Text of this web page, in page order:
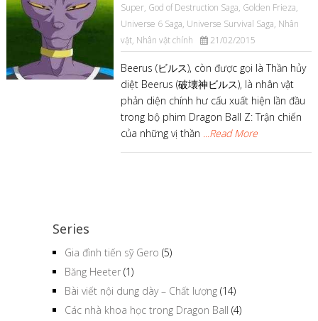
Super, God of Destruction Saga, Golden Frieza,
Universe 6 Saga, Universe Survival Saga, Nhân
vật, Nhân vật chính 21/02/2015
Beerus (ビルス), còn được gọi là Thần hủy
diệt Beerus (破壊神ビルス), là nhân vật
phản diện chính hư cấu xuất hiện lần đầu
trong bộ phim Dragon Ball Z: Trận chiến
của những vị thần ...Read More
Series
Gia đình tiến sỹ Gero (5)
Băng Heeter (1)
Bài viết nội dung dày – Chất lượng (14)
Các nhà khoa học trong Dragon Ball (4)